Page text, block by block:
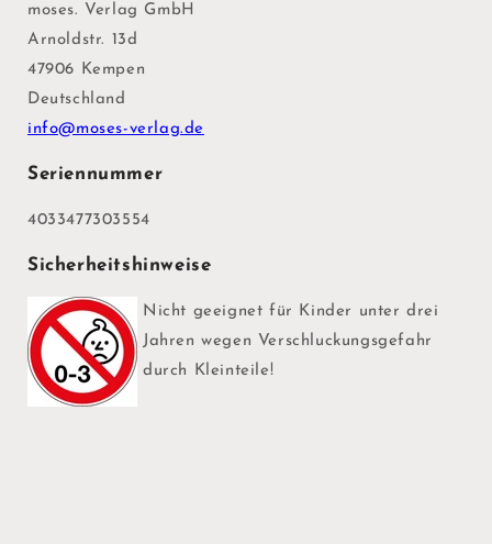
moses. Verlag GmbH
Arnoldstr. 13d
47906 Kempen
Deutschland
info@moses-verlag.de
Seriennummer
4033477303554
Sicherheitshinweise
Nicht geeignet für Kinder unter drei
Jahren wegen Verschluckungsgefahr
durch Kleinteile!